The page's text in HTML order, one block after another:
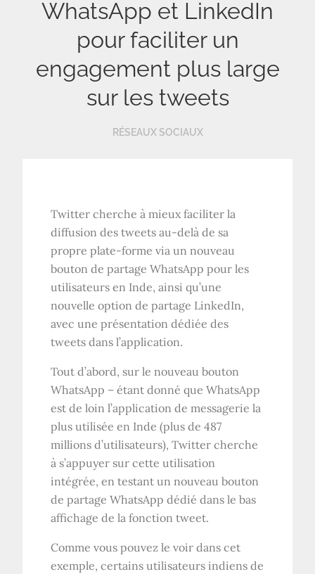
WhatsApp et LinkedIn
pour faciliter un
engagement plus large
sur les tweets
RÉSEAUX SOCIAUX
Twitter cherche à mieux faciliter la
diffusion des tweets au-delà de sa
propre plate-forme via un nouveau
bouton de partage WhatsApp pour les
utilisateurs en Inde, ainsi qu’une
nouvelle option de partage LinkedIn,
avec une présentation dédiée des
tweets dans l’application.
Tout d’abord, sur le nouveau bouton
WhatsApp – étant donné que WhatsApp
est de loin l’application de messagerie la
plus utilisée en Inde (plus de 487
millions d’utilisateurs), Twitter cherche
à s’appuyer sur cette utilisation
intégrée, en testant un nouveau bouton
de partage WhatsApp dédié dans le bas
affichage de la fonction tweet.
Comme vous pouvez le voir dans cet
exemple, certains utilisateurs indiens de